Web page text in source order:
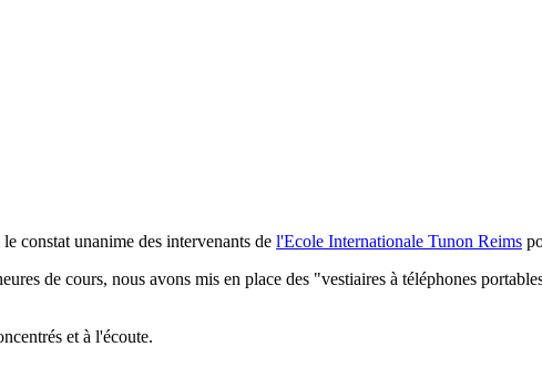
constat unanime des intervenants de l'Ecole Internationale Tunon Reims
de cours, nous avons mis en place des "vestiaires à téléphones
et à l'écoute.